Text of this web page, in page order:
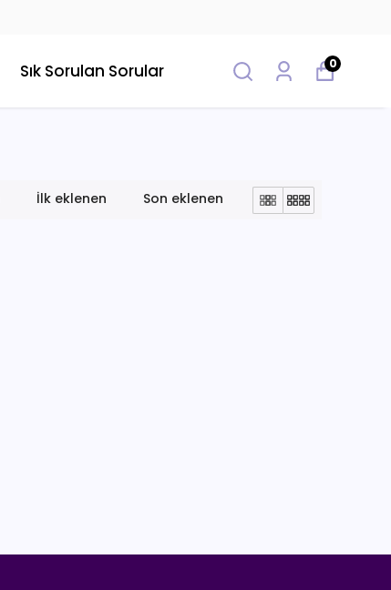
Sık Sorulan Sorular 0
İlk eklenen Son eklenen